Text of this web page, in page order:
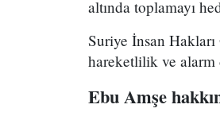
altında toplamayı
Suriye İnsan
hareketlilik ve
Ebu Amşe